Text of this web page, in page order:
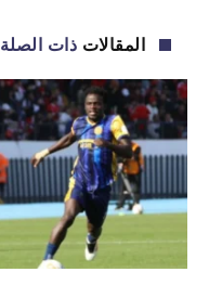
المقالات ذات الصلة